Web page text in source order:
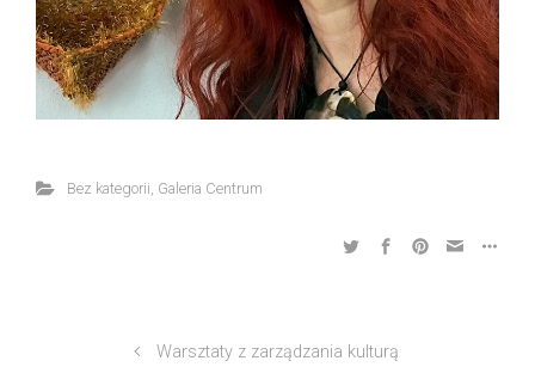
Bez kategorii Galeria Centrum
Warsztaty z zarządzania kulturą